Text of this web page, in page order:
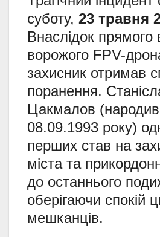
суботу, 23 травня
Внаслідок прямого
ворожого FPV-
захисник отримав
поранення.
Цакмалов
08.09.1993 року)
перших став на
міста та
до останнього
оберігаючи спокій
мешканців.